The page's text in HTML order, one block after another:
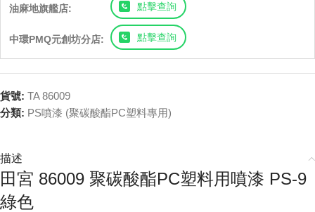
油麻地旗艦店: 點擊查詢
中環PMQ元創坊分店: 點擊查詢
貨號: TA 86009
分類: PS噴漆 (聚碳酸酯PC塑料專用)
描述
田宮 86009 聚碳酸酯PC塑料用噴漆 PS-9
綠色